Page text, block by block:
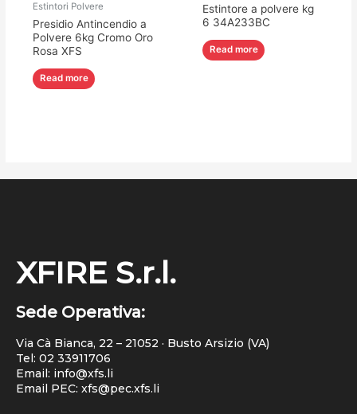
Estintori Polvere
Presidio Antincendio a
Polvere 6kg Cromo Oro
Rosa XFS
Read more
Estintore a polvere kg
6 34A233BC
Read more
XFIRE S.r.l.
Sede Operativa:
Via Cà Bianca, 22 – 21052 · Busto Arsizio (VA)
Tel: 02 33911706
Email: info@xfs.li
Email PEC: xfs@pec.xfs.li